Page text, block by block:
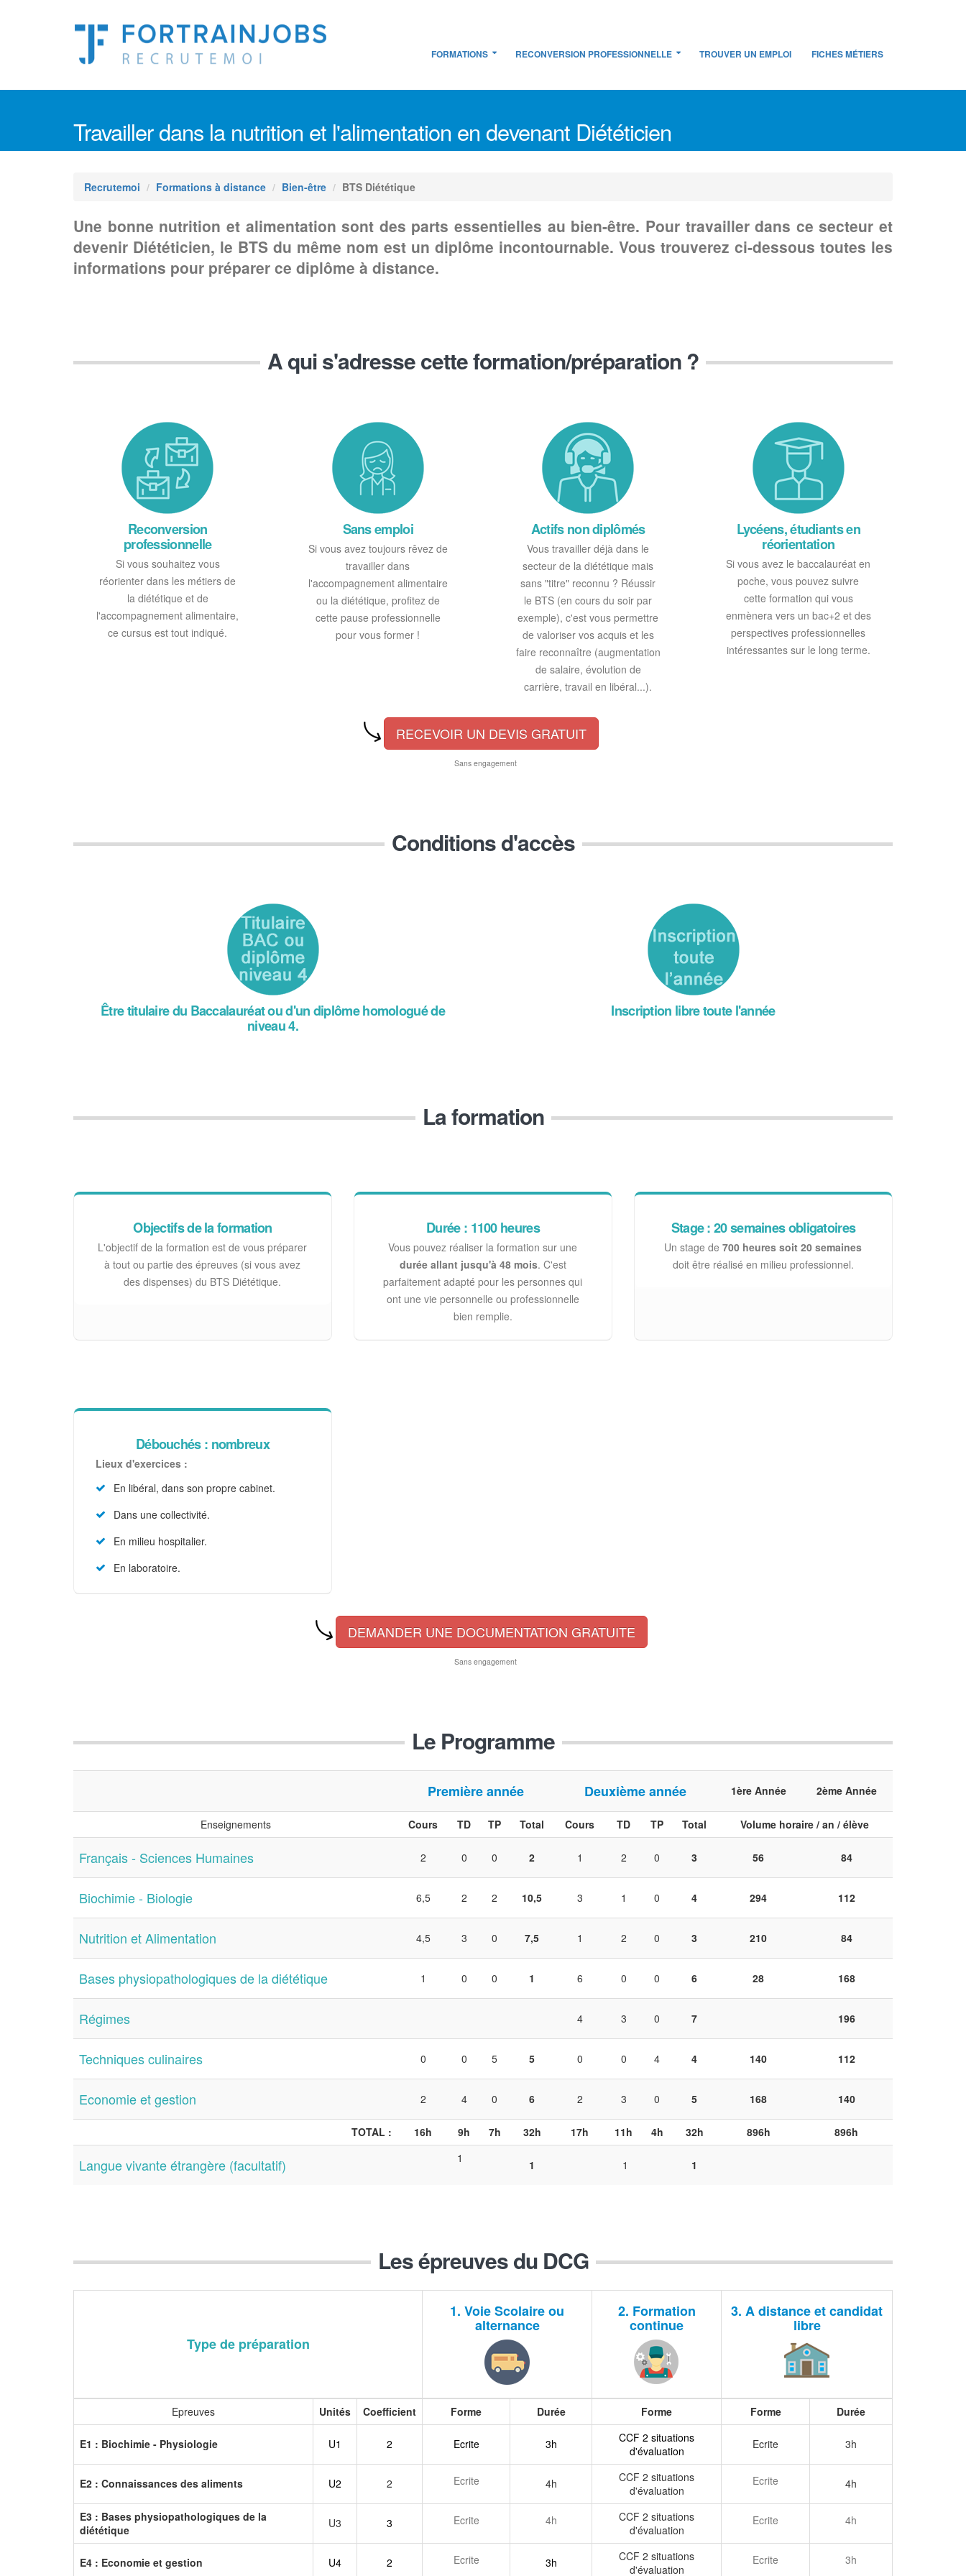
FORMATIONS RECONVERSION PROFESSIONNELLE TROUVER UN EMPLOI FICHES MÉTIERS
Travailler dans la nutrition et l'alimentation en devenant Diététicien
Recrutemoi Formations à distance Bien-être BTS Diététique
Une bonne nutrition et alimentation sont des parts essentielles au bien-être. Pour travailler dans ce secteur et
devenir Diététicien, le BTS du même nom est un diplôme incontournable. Vous trouverez ci-dessous toutes les
informations pour préparer ce diplôme à distance.
A qui s'adresse cette formation/préparation ?
Reconversion
professionnelle
Si vous souhaitez vous
réorienter dans les métiers de
la diététique et de
l'accompagnement alimentaire,
ce cursus est tout indiqué.
Sans emploi
Si vous avez toujours rêvez de
travailler dans
l'accompagnement alimentaire
ou la diététique, profitez de
cette pause professionnelle
pour vous former !
Actifs non diplômés
Vous travailler déjà dans le
secteur de la diététique mais
sans "titre" reconnu ? Réussir
le BTS (en cours du soir par
exemple), c'est vous permettre
de valoriser vos acquis et les
faire reconnaître (augmentation
de salaire, évolution de
carrière, travail en libéral...).
Lycéens, étudiants en
réorientation
Si vous avez le baccalauréat en
poche, vous pouvez suivre
cette formation qui vous
enmènera vers un bac+2 et des
perspectives professionnelles
intéressantes sur le long terme.
RECEVOIR UN DEVIS GRATUIT
Sans engagement
Conditions d'accès
Être titulaire du Baccalauréat ou d'un diplôme homologué de
niveau 4.
Inscription libre toute l'année
La formation
Objectifs de la formation
L'objectif de la formation est de vous préparer
à tout ou partie des épreuves (si vous avez
des dispenses) du BTS Diététique.
Durée : 1100 heures
Vous pouvez réaliser la formation sur une
durée allant jusqu'à 48 mois. C'est
parfaitement adapté pour les personnes qui
ont une vie personnelle ou professionnelle
bien remplie.
Stage : 20 semaines obligatoires
Un stage de 700 heures soit 20 semaines
doit être réalisé en milieu professionnel.
Débouchés : nombreux
Lieux d'exercices :
En libéral, dans son propre cabinet.
Dans une collectivité.
En milieu hospitalier.
En laboratoire.
DEMANDER UNE DOCUMENTATION GRATUITE
Sans engagement
Le Programme
Première année Deuxième année 1ère Année 2ème Année
Enseignements Cours TD TP Total Cours TD TP Total Volume horaire / an / élève
Français - Sciences Humaines 2 0 0 2 1 2 0 3 56 84
Biochimie - Biologie 6,5 2 2 10,5 3 1 0 4 294 112
Nutrition et Alimentation 4,5 3 0 7,5 1 2 0 3 210 84
Bases physiopathologiques de la diététique 1 0 0 1 6 0 0 6 28 168
Régimes 4 3 0 7 196
Techniques culinaires 0 0 5 5 0 0 4 4 140 112
Economie et gestion 2 4 0 6 2 3 0 5 168 140
TOTAL : 16h 9h 7h 32h 17h 11h 4h 32h 896h 896h
Langue vivante étrangère (facultatif) 1 1 1 1
Les épreuves du DCG
Type de préparation
1. Voie Scolaire ou
alternance
2. Formation
continue
3. A distance et candidat
libre
Epreuves Unités Coefficient Forme Durée Forme Forme Durée
E1 : Biochimie - Physiologie U1 2 Ecrite 3h
CCF 2 situations
d'évaluation
Ecrite 3h
E2 : Connaissances des aliments U2 2 Ecrite 4h
CCF 2 situations
d'évaluation
Ecrite 4h
E3 : Bases physiopathologiques de la
diététique
U3 3 Ecrite 4h
CCF 2 situations
d'évaluation
Ecrite 4h
E4 : Economie et gestion U4 2 Ecrite 3h
CCF 2 situations
d'évaluation
Ecrite 3h